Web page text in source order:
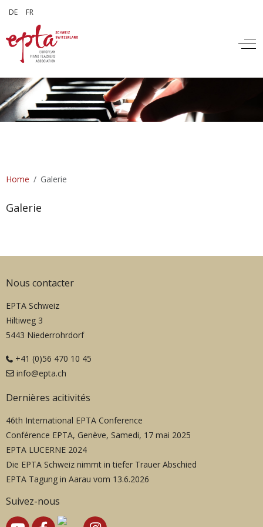
Sélectionnez votre langue
DE FR
Off-
Home Galerie
Galerie
Nous contacter
EPTA Schweiz
Hiltiweg 3
5443 Niederrohrdorf
+41 (0)56 470 10 45
info@epta.ch
Dernières acitivités
46th International EPTA Conference
Conférence EPTA, Genève, Samedi, 17 mai 2025
EPTA LUCERNE 2024
Die EPTA Schweiz nimmt in tiefer Trauer Abschied
EPTA Tagung in Aarau vom 13.6.2026
Suivez-nous